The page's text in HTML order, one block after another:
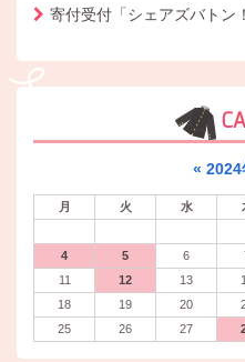
寄付受付「シェアズバトン
« 2024
月 火 水
4
5 6
11
12 13
18
19 20
25
26 27